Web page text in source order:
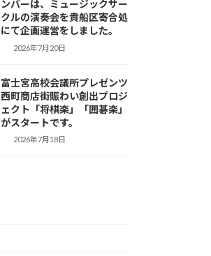
ンバーは、ミュージックサー
クルの演奏会を貴船区寄合処
にて企画運営をしました。
2026年7月20日
富士宮高校会議所プレゼンツ
西町商店街賑わい創出プロジ
ェクト「将棋楽」「囲碁楽」
がスタートです。
2026年7月18日